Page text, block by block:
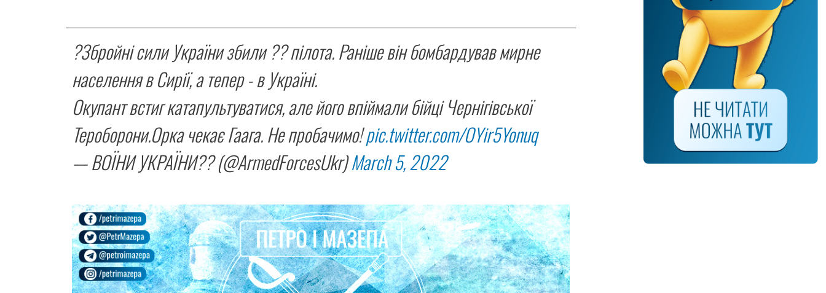
?Збройні сили України збили ?? пілота. Раніше він бомбардував мирне
населення в Сирії, а тепер - в Україні.
Окупант встиг катапультуватися, але його впіймали бійці Чернігівської
Тероборони.Орка чекає Гаага. Не пробачимо!pic.twitter.com/OYir5Yonuq
— ВОЇНИ УКРАЇНИ?? (@ArmedForcesUkr)March 5, 2022